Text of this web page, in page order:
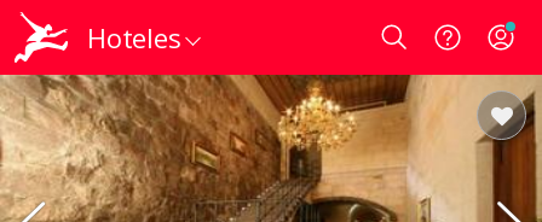
Hoteles Login